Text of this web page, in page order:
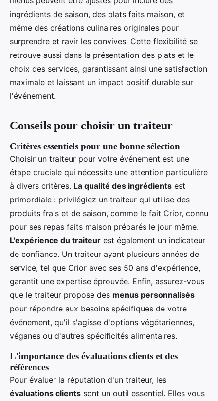
ingrédients de saison, des plats faits maison, et
même des créations culinaires originales pour
surprendre et ravir les convives. Cette flexibilité se
retrouve aussi dans la présentation des plats et le
choix des services, garantissant ainsi une satisfaction
maximale et laissant un impact positif durable sur
l'événement.
Conseils pour choisir un traiteur
Critères essentiels pour une bonne sélection
Choisir un traiteur pour votre événement est une
étape cruciale qui nécessite une attention particulière
à divers critères. La qualité des ingrédients est
primordiale : privilégiez un traiteur qui utilise des
produits frais et de saison, comme le fait Crior, connu
pour ses repas faits maison préparés le jour même.
L'expérience du traiteur est également un indicateur
de confiance. Un traiteur ayant plusieurs années de
service, tel que Crior avec ses 50 ans d'expérience,
garantit une expertise éprouvée. Enfin, assurez-vous
que le traiteur propose des menus personnalisés
pour répondre aux besoins spécifiques de votre
événement, qu'il s'agisse d'options végétariennes,
véganes ou d'autres spécificités alimentaires.
L'importance des évaluations clients et des
références
Pour évaluer la réputation d'un traiteur, les
évaluations clients sont un outil essentiel. Elles vous